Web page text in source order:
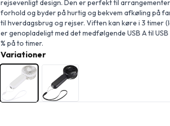
rejsevenligt design. Den er perfekt til
forhold og byder på hurtig og bekvem afkøling på
til hverdagsbrug og rejser. Viften kan køre i 3 timer
er genopladeligt med det medfølgende USB A til
% på to timer.
Variationer